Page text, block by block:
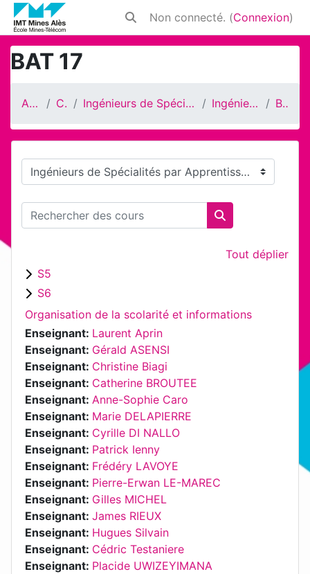
Passer au contenu principal
Activer/désactiver la saisie de
Non connecté. (Connexion)
BAT 17
Accueil Cours Ingénieurs de Spécialités par Apprentissage Ingénieur BAT-CMC BAT 17
Catégories de cours
Rechercher des cours
Rechercher des
Tout déplier
S5
S6
Organisation de la scolarité et informations
Enseignant: Laurent Aprin
Enseignant: Gérald ASENSI
Enseignant: Christine Biagi
Enseignant: Catherine BROUTEE
Enseignant: Anne-Sophie Caro
Enseignant: Marie DELAPIERRE
Enseignant: Cyrille DI NALLO
Enseignant: Patrick Ienny
Enseignant: Frédéry LAVOYE
Enseignant: Pierre-Erwan LE-MAREC
Enseignant: Gilles MICHEL
Enseignant: James RIEUX
Enseignant: Hugues Silvain
Enseignant: Cédric Testaniere
Enseignant: Placide UWIZEYIMANA